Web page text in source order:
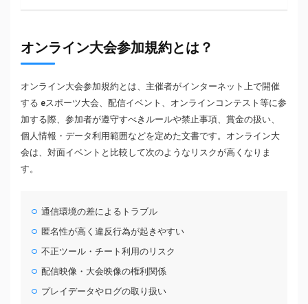
オンライン大会参加規約とは？
オンライン大会参加規約とは、主催者がインターネット上で開催
する eスポーツ大会、配信イベント、オンラインコンテスト等に参
加する際、参加者が遵守すべきルールや禁止事項、賞金の扱い、
個人情報・データ利用範囲などを定めた文書です。オンライン大
会は、対面イベントと比較して次のようなリスクが高くなりま
す。
通信環境の差によるトラブル
匿名性が高く違反行為が起きやすい
不正ツール・チート利用のリスク
配信映像・大会映像の権利関係
プレイデータやログの取り扱い